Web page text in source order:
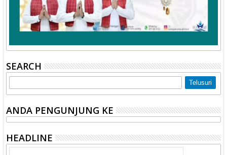
SEARCH
ANDA PENGUNJUNG KE
HEADLINE